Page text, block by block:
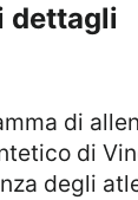
dettagli
di
di
degli